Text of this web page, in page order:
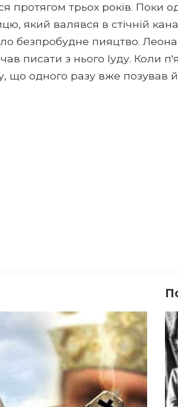
протягом трьох років. Поки
який валявся в стічній
безпробудне пияцтво.
писати з нього Іуду. Коли
що одного разу вже позував